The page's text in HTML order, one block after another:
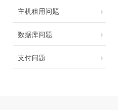
主机租用问题
数据库问题
支付问题